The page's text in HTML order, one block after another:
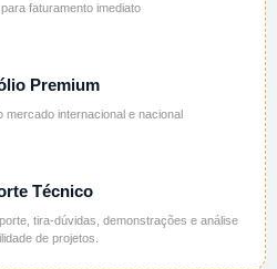
faturamento imediato
Premium
mercado internacional e nacional
Técnico
tira-dúvidas, demonstrações e análise
de projetos.